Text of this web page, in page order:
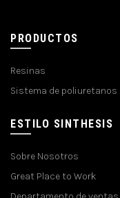
PRODUCTOS
Resinas
Sistema de poliuretanos
ESTILO SINTHESIS
Sobre Nosotros
Great Place to Work